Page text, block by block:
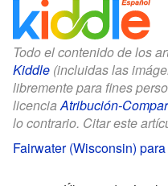
Todo el contenido de los
Kiddle (incluidas las
libremente para fines
licenciaAtribución-
lo contrario. Citar este
Fairwater (Wisconsin)